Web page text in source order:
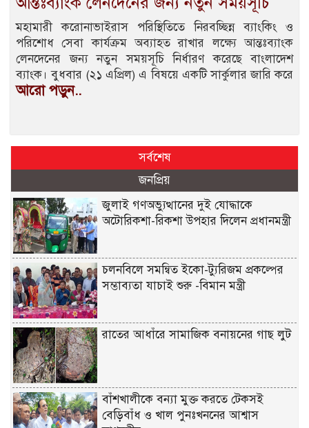
মহামারী করোনাভাইরাস পরিস্থিতিতে নিরবচ্ছিন্ন ব্যাংকিং ও
পরিশোধ সেবা কার্যক্রম অব্যাহত রাখার লক্ষ্যে আন্তঃব্যাংক
লেনদেনের জন্য নতুন সময়সূচি নির্ধারণ করেছে বাংলাদেশ
ব্যাংক। বুধবার (২১ এপ্রিল) এ বিষয়ে একটি সার্কুলার জারি করে
আরো পড়ুন..
সর্বশেষ
জনপ্রিয়
জুলাই গণঅভ্যুত্থানের দুই যোদ্ধাকে
অটোরিকশা-রিকশা উপহার দিলেন প্রধানমন্ত্রী
চলনবিলে সমন্বিত ইকো-ট্যুরিজম প্রকল্পের
সম্ভাব্যতা যাচাই শুরু -বিমান মন্ত্রী
রাতের আধাঁরে সামাজিক বনায়নের গাছ লুট
বাঁশখালীকে বন্যা মুক্ত করতে টেকসই
বেড়িবাঁধ ও খাল পুনঃখননের আশ্বাস